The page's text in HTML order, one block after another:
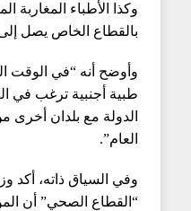
وكذا الأطباء المغاربة
بالقطاع الخاص يصل إلى 453
وأوضح أنه “في الوقت
طبية أجنبية ترغب في
الدولة مع بلدان
العام”.
وفي السياق ذاته، أكد
“القطاع الصحي” أن